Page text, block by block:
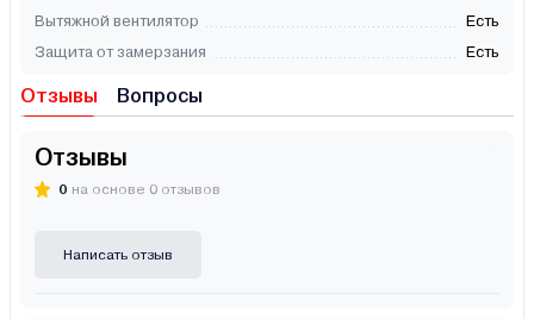
Вытяжной вентилятор
Есть
Защита от замерзания
Есть
Отзывы Вопросы
Отзывы
0 на основе 0 отзывов
Написать отзыв